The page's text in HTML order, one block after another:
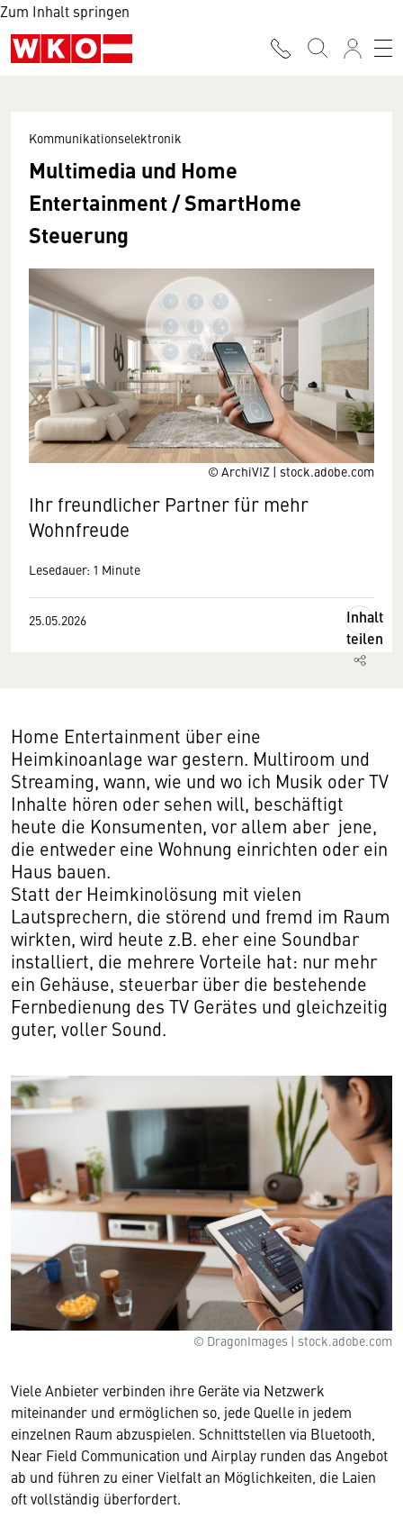
Zum Inhalt springen
© ArchiVIZ | stock.adobe.com
Kommunikationselektronik
Multimedia und Home
Entertainment / SmartHome
Steuerung
Ihr freundlicher Partner für mehr
Wohnfreude
Lesedauer: 1 Minute
25.05.2026
Inhalt
teilen
Home Entertainment über eine
Heimkinoanlage war gestern. Multiroom und
Streaming, wann, wie und wo ich Musik oder TV
Inhalte hören oder sehen will, beschäftigt
heute die Konsumenten, vor allem aber jene,
die entweder eine Wohnung einrichten oder ein
Haus bauen.
Statt der Heimkinolösung mit vielen
Lautsprechern, die störend und fremd im Raum
wirkten, wird heute z.B. eher eine Soundbar
installiert, die mehrere Vorteile hat: nur mehr
ein Gehäuse, steuerbar über die bestehende
Fernbedienung des TV Gerätes und gleichzeitig
guter, voller Sound.
© DragonImages | stock.adobe.com
Viele Anbieter verbinden ihre Geräte via Netzwerk
miteinander und ermöglichen so, jede Quelle in jedem
einzelnen Raum abzuspielen. Schnittstellen via Bluetooth,
Near Field Communication und Airplay runden das Angebot
ab und führen zu einer Vielfalt an Möglichkeiten, die Laien
oft vollständig überfordert.